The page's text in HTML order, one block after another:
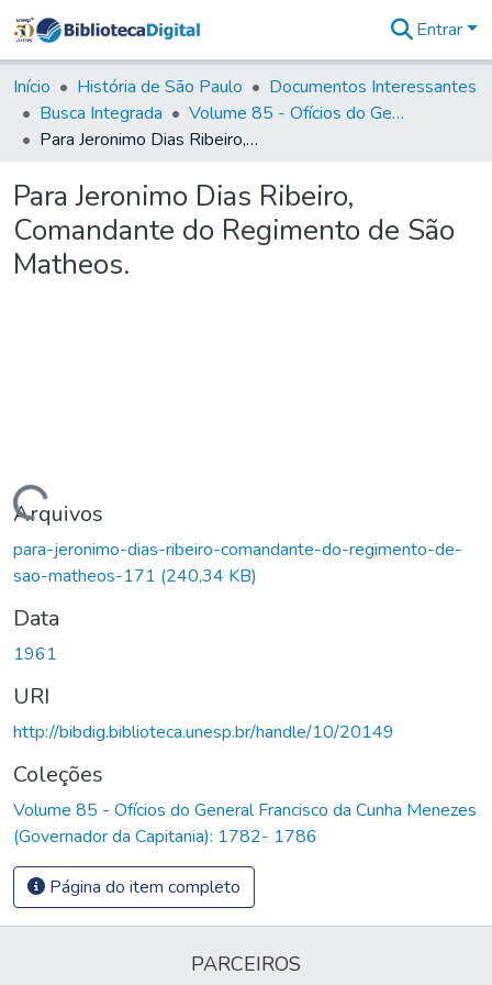
&
Coleções
Tudo na
Biblioteca
Estatísticas
Entrar
Início História de São Paulo
Documentos Interessantes
Busca Integrada
Volume 85 - Ofícios do General Francisco da Cunha Menezes (Governador da Capitania): 1782- 1786
Para Jeronimo Dias Ribeiro, Comandante do Regimento de São Matheos.
Para Jeronimo Dias Ribeiro,
Comandante do Regimento de São
Matheos.
Carregando...
Arquivos
para-jeronimo-dias-ribeiro-comandante-do-regimento-de-
sao-matheos-171 (240,34 KB)
Data
1961
URI
http://bibdig.biblioteca.unesp.br/handle/10/20149
Coleções
Volume 85 - Ofícios do General Francisco da Cunha Menezes
(Governador da Capitania): 1782- 1786
Página do item completo
PARCEIROS